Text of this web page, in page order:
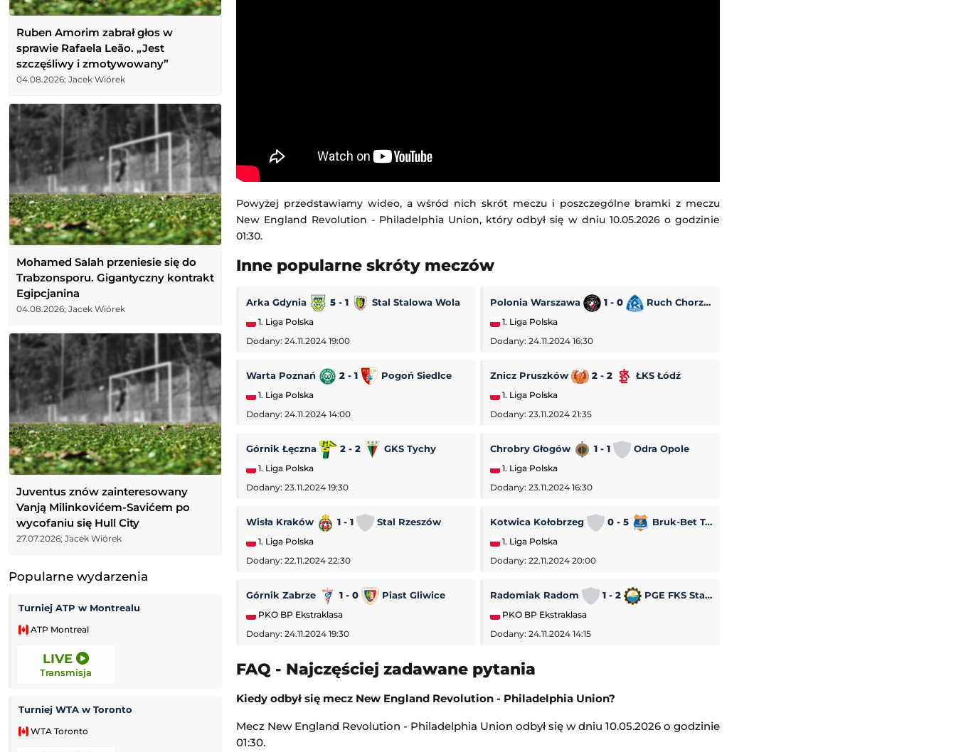
Ruben Amorim zabrał głos w
sprawie Rafaela Leão. „Jest
szczęśliwy i zmotywowany”
04.08.2026; Jacek Wiórek
Mohamed Salah przeniesie się do
Trabzonsporu. Gigantyczny kontrakt
Egipcjanina
04.08.2026; Jacek Wiórek
Juventus znów zainteresowany
Vanją Milinkovićem-Savićem po
wycofaniu się Hull City
27.07.2026; Jacek Wiórek
Popularne wydarzenia
Turniej ATP w Montrealu
ATP Montreal
LIVE
Transmisja
Turniej WTA w Toronto
WTA Toronto
Challenger Grodzisk Mazowiecki
Transmisja
Challenger Hagen
Inter Turku - FC Vaduz
Liga Konferencji Europy
Transmisja
Challenger Lexington
Powyżej przedstawiamy wideo, a wśród nich skrót meczu i poszczególne bramki z meczu
New England Revolution - Philadelphia Union, który odbył się w dniu 10.05.2026 o godzinie
01:30.
Inne popularne skróty meczów
Arka Gdynia 5 - 1 Stal Stalowa Wola
1. Liga Polska
Dodany: 24.11.2024 19:00
Polonia Warszawa 1 - 0 Ruch Chorzów
1. Liga Polska
Dodany: 24.11.2024 16:30
Warta Poznań 2 - 1 Pogoń Siedlce
1. Liga Polska
Dodany: 24.11.2024 14:00
Znicz Pruszków 2 - 2 ŁKS Łódź
1. Liga Polska
Dodany: 23.11.2024 21:35
Górnik Łęczna 2 - 2 GKS Tychy
1. Liga Polska
Dodany: 23.11.2024 19:30
Chrobry Głogów 1 - 1 Odra Opole
1. Liga Polska
Dodany: 23.11.2024 16:30
Wisła Kraków 1 - 1 Stal Rzeszów
1. Liga Polska
Dodany: 22.11.2024 22:30
Kotwica Kołobrzeg 0 - 5 Bruk-Bet Termalica Nieciecza
1. Liga Polska
Dodany: 22.11.2024 20:00
Górnik Zabrze 1 - 0 Piast Gliwice
PKO BP Ekstraklasa
Dodany: 24.11.2024 19:30
Radomiak Radom 1 - 2 PGE FKS Stal Mielec
PKO BP Ekstraklasa
Dodany: 24.11.2024 14:15
FAQ - Najczęściej zadawane pytania
Kiedy odbył się mecz New England Revolution - Philadelphia Union?
Mecz New England Revolution - Philadelphia Union odbył się w dniu 10.05.2026 o godzinie
01:30.